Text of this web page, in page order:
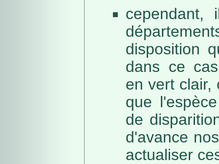
cependant,
disposition
dans ce
en vert clair,
que
de
d'avance
actualiser